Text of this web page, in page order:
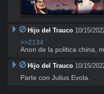
Hijo del Trauco 10/15/
>>2134
Anon de la politica china,
Hijo del Trauco 10/15/
Parte con Julius Evola.